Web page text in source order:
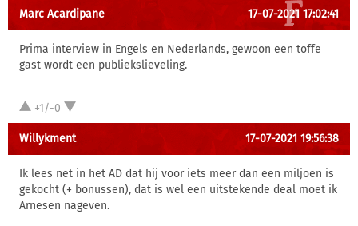
Marc Acardipane 17-07-2021 17:02:41
Prima interview in Engels en Nederlands, gewoon een toffe
gast wordt een publiekslieveling.
+1/-0
Willykment 17-07-2021 19:56:38
Ik lees net in het AD dat hij voor iets meer dan een miljoen is
gekocht (+ bonussen), dat is wel een uitstekende deal moet ik
Arnesen nageven.